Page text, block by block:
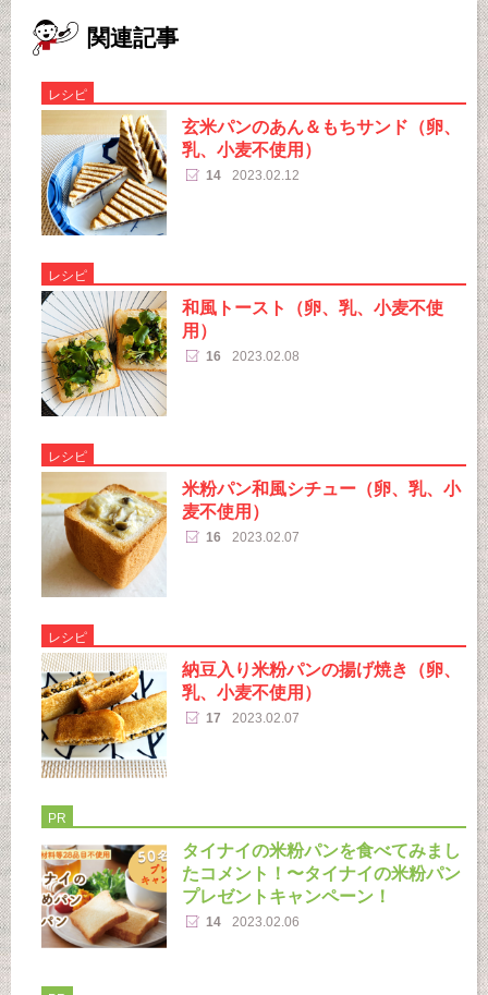
関連記事
レシピ
玄米パンのあん＆もちサンド（卵、
乳、小麦不使用）
14 2023.02.12
レシピ
和風トースト（卵、乳、小麦不使
用）
16 2023.02.08
レシピ
米粉パン和風シチュー（卵、乳、小
麦不使用）
16 2023.02.07
レシピ
納豆入り米粉パンの揚げ焼き（卵、
乳、小麦不使用）
17 2023.02.07
PR
タイナイの米粉パンを食べてみまし
たコメント！〜タイナイの米粉パン
プレゼントキャンペーン！
14 2023.02.06